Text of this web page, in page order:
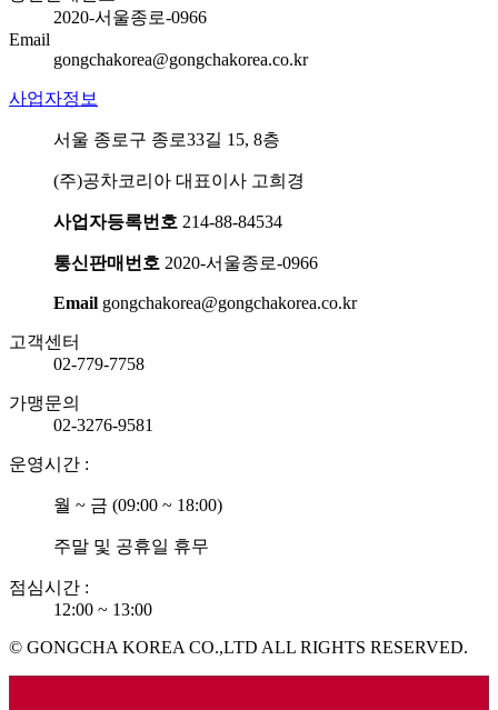
2020-서울종로-0966
Email
gongchakorea@gongchakorea.co.kr
사업자정보
서울 종로구 종로33길 15, 8층
(주)공차코리아 대표이사 고희경
사업자등록번호 214-88-84534
통신판매번호 2020-서울종로-0966
Email gongchakorea@gongchakorea.co.kr
고객센터
02-779-7758
가맹문의
02-3276-9581
운영시간 :
월 ~ 금 (09:00 ~ 18:00)
주말 및 공휴일 휴무
점심시간 :
12:00 ~ 13:00
© GONGCHA KOREA CO.,LTD ALL RIGHTS RESERVED.